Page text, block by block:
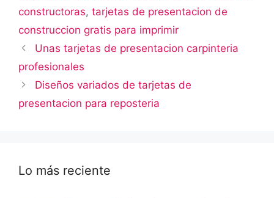
constructoras, tarjetas de presentacion de
construccion gratis para imprimir
Unas tarjetas de presentacion carpinteria
profesionales
Diseños variados de tarjetas de
presentacion para reposteria
Lo más reciente